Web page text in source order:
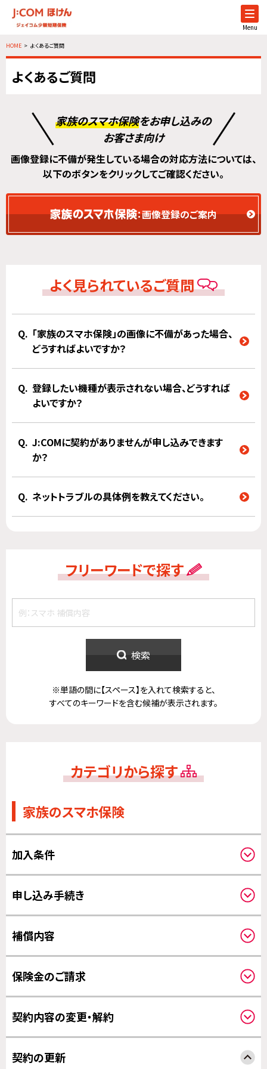
Menu
HOME よくあるご質問
よくあるご質問
家族のスマホ保険をお申し込みの
お客さま向け
画像登録に不備が発生している場合の対応方法については、
以下のボタンをクリックしてご確認ください。
：画像登録のご案内
よく見られているご質問
「家族のスマホ保険」の画像に不備があった場合、
どうすればよいですか？
登録したい機種が表示されない場合、どうすれば
よいですか？
J:COMに契約がありませんが申し込みできます
か？
ネットトラブルの具体例を教えてください。
フリーワードで探す
検索
※単語の間に【スペース】を入れて検索すると、
すべてのキーワードを含む候補が表示されます。
カテゴリから探す
家族のスマホ保険
加入条件
申し込みされる方と補償の対象になる方
申し込み手続き
写真について
クーリングオフについて
補償内容
対象事故について
補償の対象となる費用について
補償開始日について
保険金のご請求
修理について
保険金のお支払いについて
契約内容の変更・解約
その他の変更について
契約の更新